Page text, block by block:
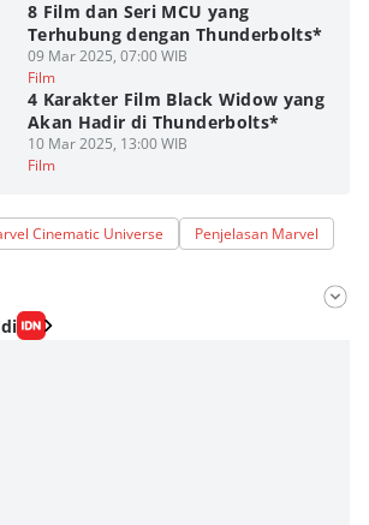
8 Film dan Seri MCU yang
Terhubung dengan Thunderbolts*
09 Mar 2025, 07:00 WIB
Film
4 Karakter Film Black Widow yang
Akan Hadir di Thunderbolts*
10 Mar 2025, 13:00 WIB
Film
Cinematic Universe Penjelasan Marvel
Nurullah